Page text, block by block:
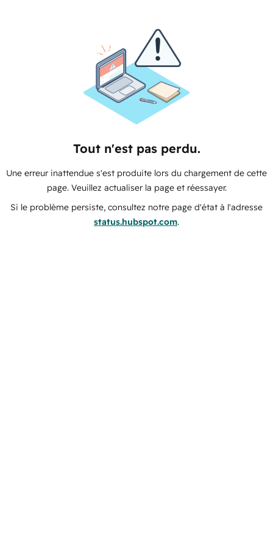
Tout n'est pas perdu.
Une erreur inattendue s'est produite lors du chargement de cette
page. Veuillez actualiser la page et réessayer.
Si le problème persiste, consultez notre page d'état à l'adresse
status.hubspot.com.